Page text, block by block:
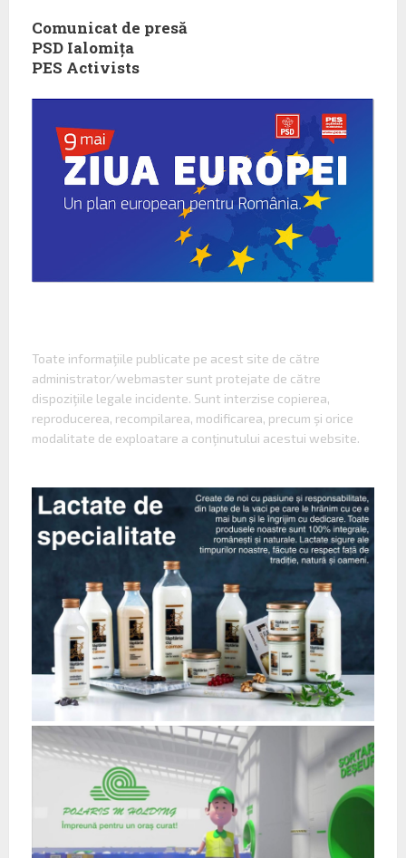
Comunicat de presă
PSD Ialomița
PES Activists
Toate informaţiile publicate pe acest site de către
administrator/webmaster sunt protejate de către
dispoziţiile legale incidente. Sunt interzise copierea,
reproducerea, recompilarea, modificarea, precum şi orice
modalitate de exploatare a conţinutului acestui website.